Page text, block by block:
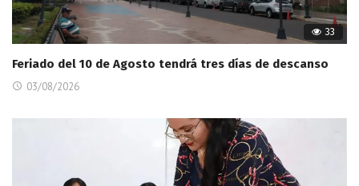
33
Feriado del 10 de Agosto tendrá tres días de descanso
03/08/2026